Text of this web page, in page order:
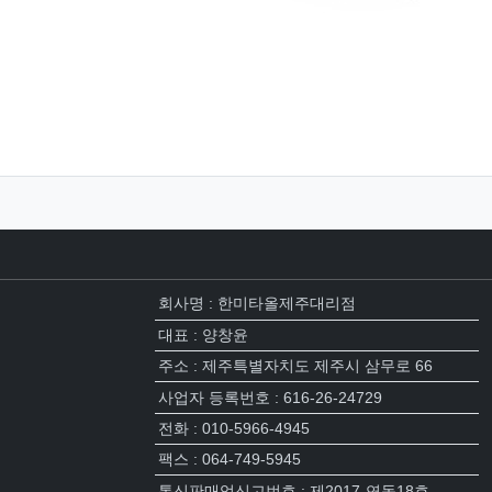
회사명 : 한미타올제주대리점
대표 : 양창윤
주소 : 제주특별자치도 제주시 삼무로 66
사업자 등록번호 : 616-26-24729
전화 : 010-5966-4945
팩스 : 064-749-5945